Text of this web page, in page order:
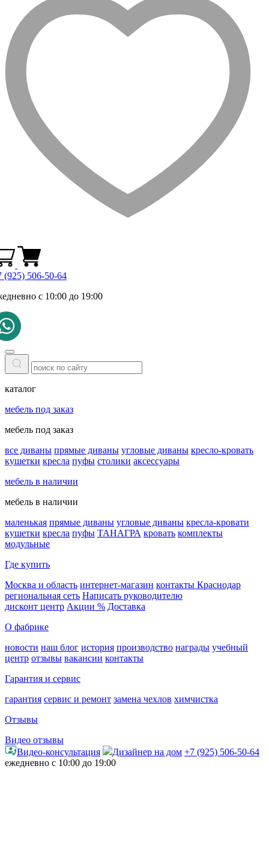
(925) 506-50-64
с 10:00 до 19:00
каталог
мебель под заказ
мебель под заказ
все диваны прямые диваны угловые диваны кресло-кровать
кушетки кресла пуфы столики аксессуары
мебель в наличии
мебель в наличии
маленькая прямые диваны угловые диваны кресла-кровати
кушетки кресла пуфы ТАНАГРА кровать комплекты
модульные
Где купить
Москва и область интернет-магазин контакты Краснодар
региональная сеть Написать руководителю
дисконт центр Акции % Доставка
О фабрике
новости наш блог история производство награды учебный
центр отзывы вакансии контакты
Гарантия и сервис
гарантия сервис и ремонт замена чехлов химчистка
Отзывы
Видео отзывы
Видео-консультация
Дизайнер на дом +7 (925) 506-50-64
ежедневно с 10:00 до 19:00